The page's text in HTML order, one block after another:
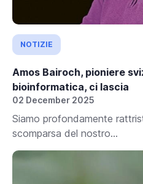
NOTIZIE
Amos Bairoch, pioniere
bioinformatica, ci lascia
02 December 2025
Siamo profondamente
scomparsa del nostro...